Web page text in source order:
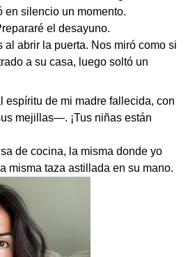
en silencio un momento.
el desayuno.
al abrir la puerta. Nos miró como si
a su casa, luego soltó un
de mi madre fallecida, con
mejillas—. ¡Tus niñas están
de cocina, la misma donde yo
misma taza astillada en su mano.